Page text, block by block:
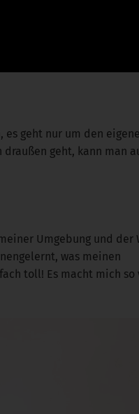
es geht nur um den
geht, kann man
Umgebung und der
was meinen
toll! Es macht mich so